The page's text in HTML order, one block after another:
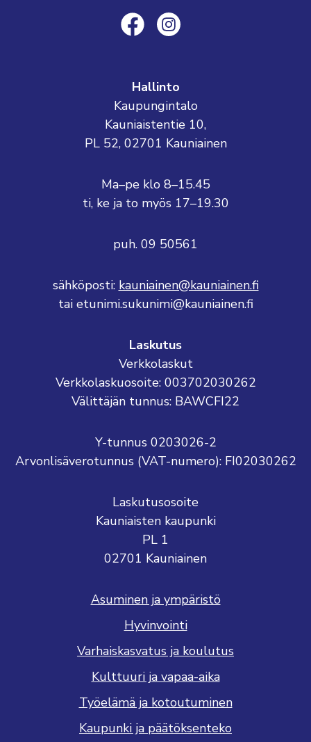
Hallinto
Kaupungintalo
Kauniaistentie 10,
PL 52, 02701 Kauniainen
Ma–pe klo 8–15.45
ti, ke ja to myös 17–19.30
puh. 09 50561
sähköposti: kauniainen@kauniainen.fi
tai etunimi.sukunimi@kauniainen.fi
Laskutus
Verkkolaskut
Verkkolaskuosoite: 003702030262
Välittäjän tunnus: BAWCFI22
Y-tunnus 0203026-2
Arvonlisäverotunnus (VAT-numero): FI02030262
Laskutusosoite
Kauniaisten kaupunki
PL 1
02701 Kauniainen
Asuminen ja ympäristö
Hyvinvointi
Varhaiskasvatus ja koulutus
Kulttuuri ja vapaa-aika
Työelämä ja kotoutuminen
Kaupunki ja päätöksenteko